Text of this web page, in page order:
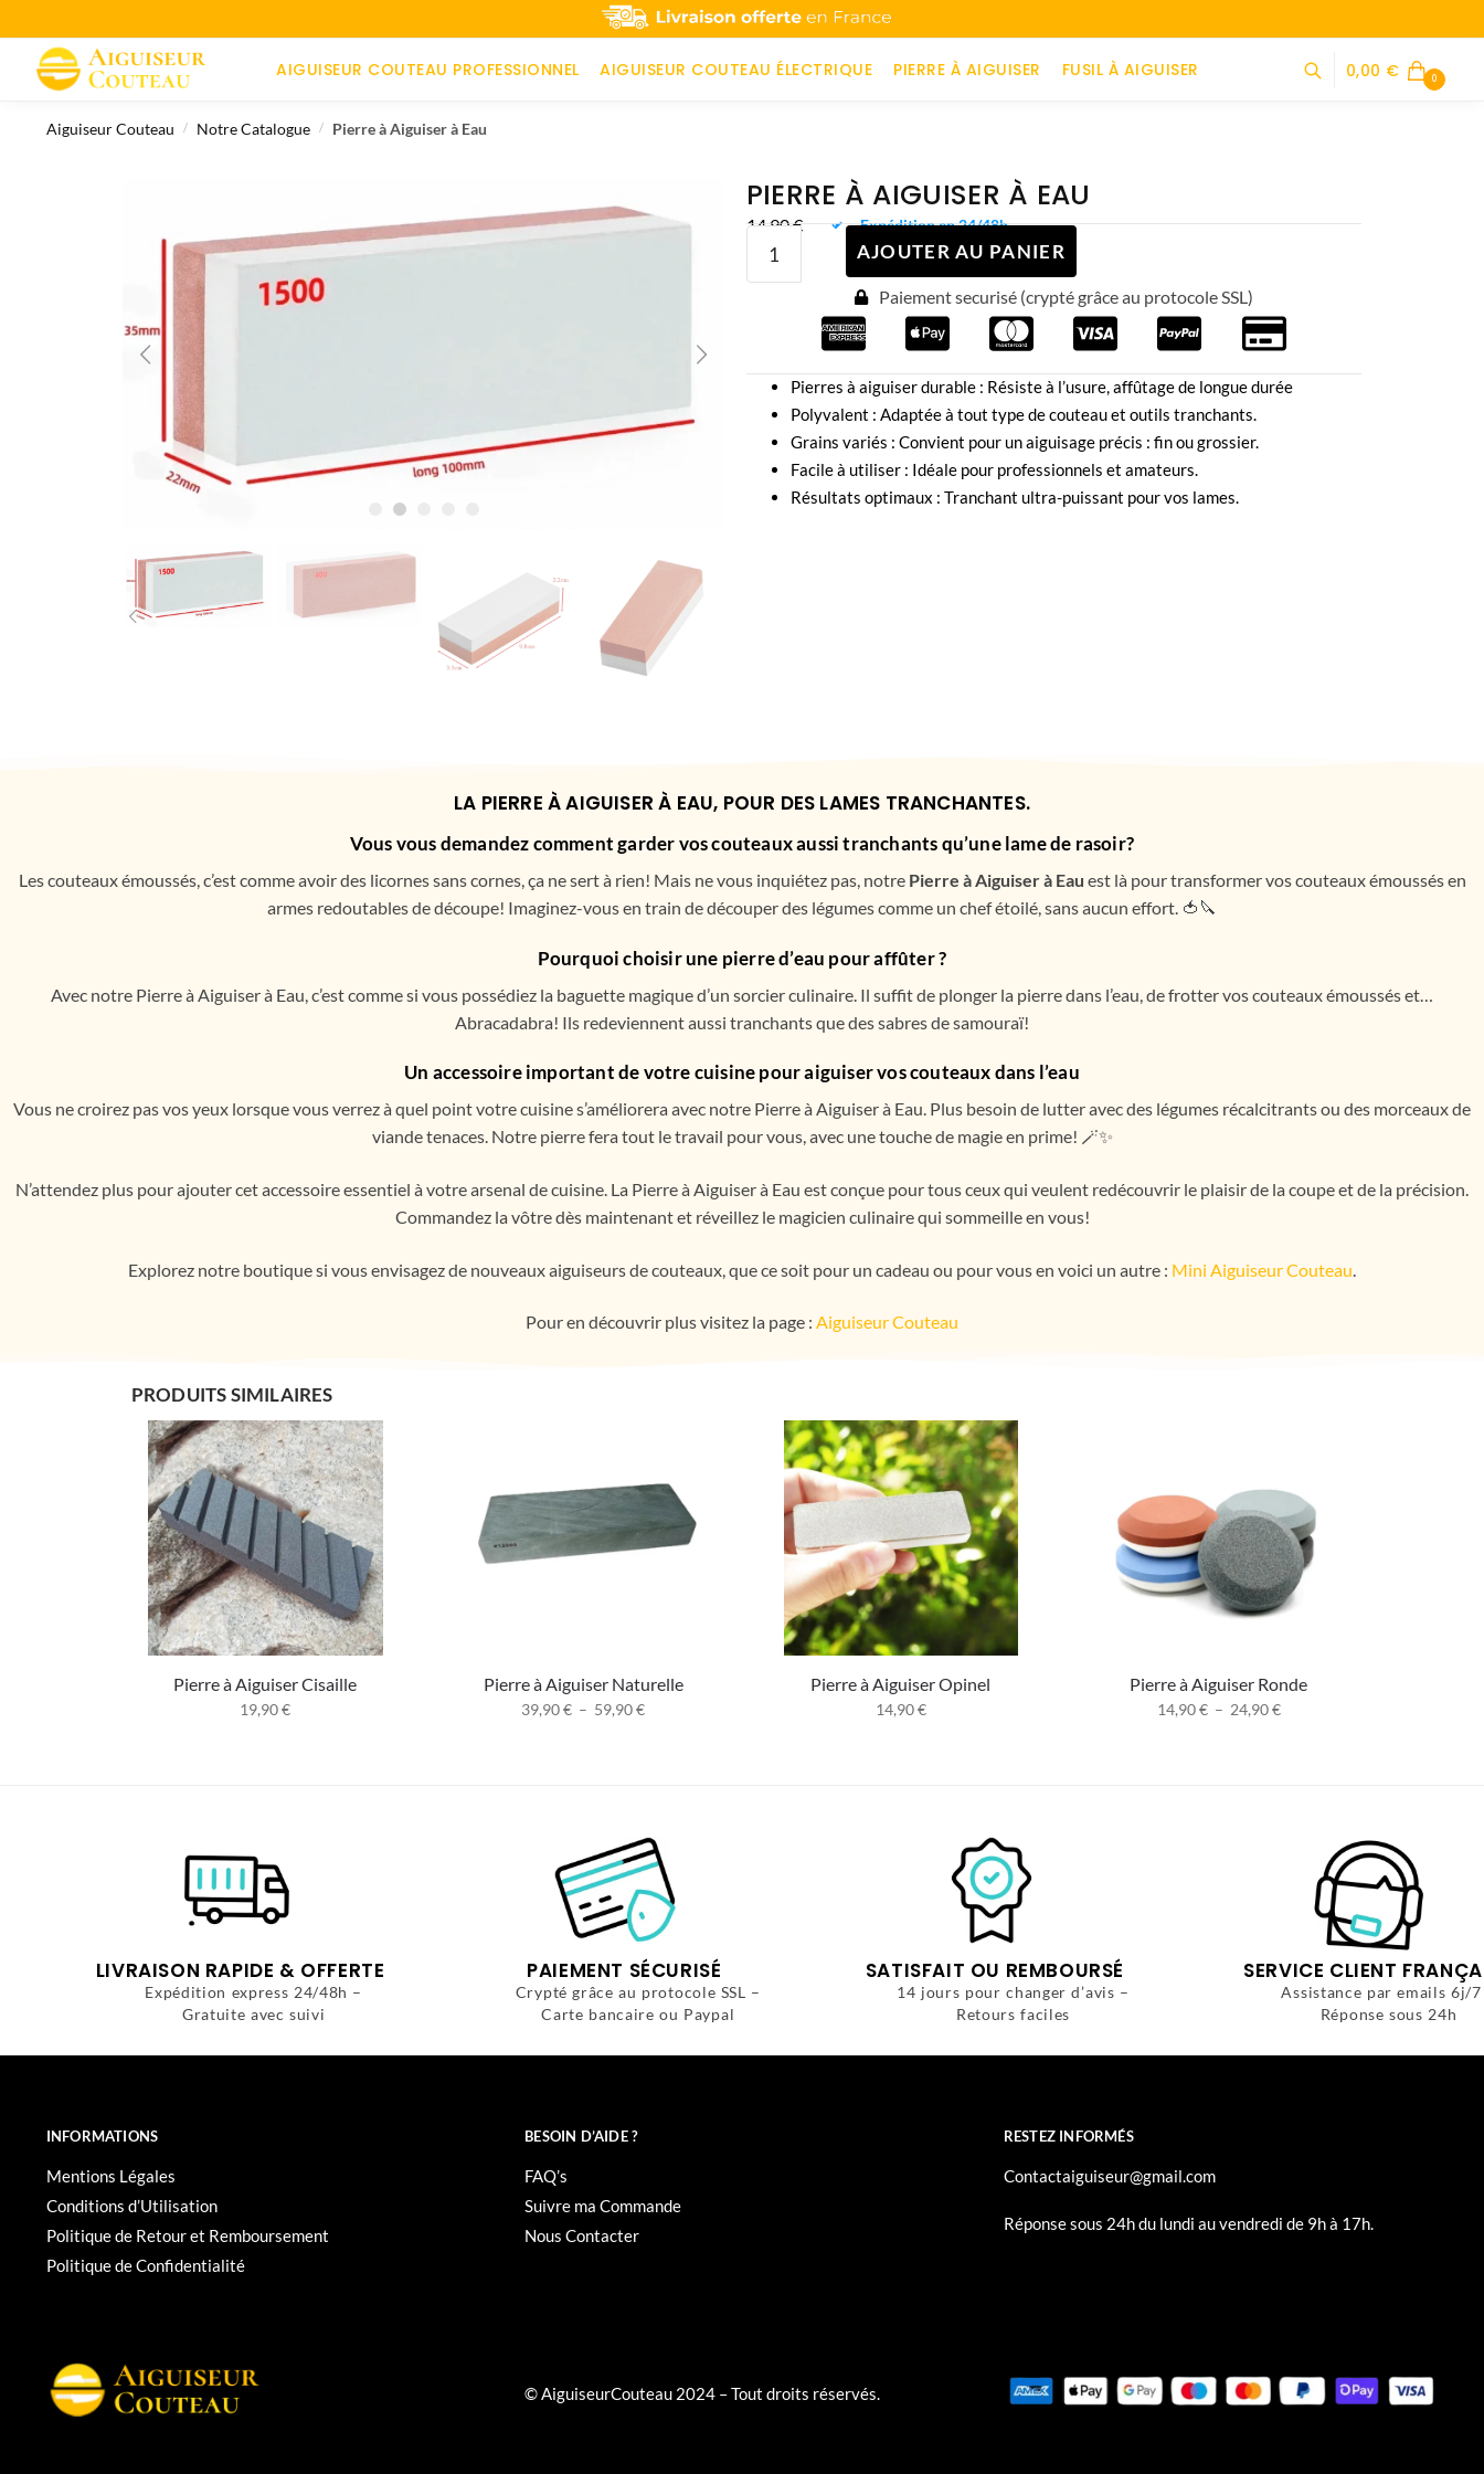
AIGUISEUR COUTEAU PROFESSIONNEL AIGUISEUR COUTEAU ÉLECTRIQUE PIERRE À AIGUISER FUSIL À AIGUISER 0,00 € 0
Aiguiseur Couteau / Notre Catalogue / Pierre à Aiguiser à Eau
PIERRE À AIGUISER À EAU
14,90€ Expédition en 24/48h
AJOUTER AU PANIER
Paiement securisé (crypté grâce au protocole SSL)
Pierres à aiguiser durable : Résiste à l’usure, affûtage de longue durée
Polyvalent : Adaptée à tout type de couteau et outils tranchants.
Grains variés : Convient pour un aiguisage précis : fin ou grossier.
Facile à utiliser : Idéale pour professionnels et amateurs.
Résultats optimaux : Tranchant ultra-puissant pour vos lames.
LA PIERRE À AIGUISER À EAU, POUR DES LAMES TRANCHANTES.
Vous vous demandez comment garder vos couteaux aussi tranchants qu’une lame de rasoir?
Les couteaux émoussés, c’est comme avoir des licornes sans cornes, ça ne sert à rien! Mais ne vous inquiétez pas, notre Pierre à Aiguiser à Eau est là pour transformer vos couteaux émoussés en
armes redoutables de découpe! Imaginez-vous en train de découper des légumes comme un chef étoilé, sans aucun effort. 🍅🔪
Pourquoi choisir une pierre d’eau pour affûter ?
Avec notre Pierre à Aiguiser à Eau, c’est comme si vous possédiez la baguette magique d’un sorcier culinaire. Il suffit de plonger la pierre dans l’eau, de frotter vos couteaux émoussés et…
Abracadabra! Ils redeviennent aussi tranchants que des sabres de samouraï!
Un accessoire important de votre cuisine pour aiguiser vos couteaux dans l’eau
Vous ne croirez pas vos yeux lorsque vous verrez à quel point votre cuisine s’améliorera avec notre Pierre à Aiguiser à Eau. Plus besoin de lutter avec des légumes récalcitrants ou des morceaux de
viande tenaces. Notre pierre fera tout le travail pour vous, avec une touche de magie en prime! 🪄✨
N’attendez plus pour ajouter cet accessoire essentiel à votre arsenal de cuisine. La Pierre à Aiguiser à Eau est conçue pour tous ceux qui veulent redécouvrir le plaisir de la coupe et de la précision.
Commandez la vôtre dès maintenant et réveillez le magicien culinaire qui sommeille en vous!
Explorez notre boutique si vous envisagez de nouveaux aiguiseurs de couteaux, que ce soit pour un cadeau ou pour vous en voici un autre : Mini Aiguiseur Couteau
Pour en découvrir plus visitez la page : Aiguiseur Couteau
PRODUITS SIMILAIRES
Pierre à Aiguiser Cisaille
19,90€
Pierre à Aiguiser Naturelle
39,90€ – 59,90€
Pierre à Aiguiser Opinel
14,90€
Pierre à Aiguiser Ronde
14,90€ – 24,90€
LIVRAISON RAPIDE & OFFERTE
Expédition express 24/48h –
Gratuite avec suivi
PAIEMENT SÉCURISÉ
Crypté grâce au protocole SSL –
Carte bancaire ou Paypal
SATISFAIT OU REMBOURSÉ
14 jours pour changer d’avis –
Retours faciles
SERVICE CLIENT
Assistance par emails 6j/
Réponse sous 24h
INFORMATIONS
Mentions Légales
Conditions d’Utilisation
Politique de Retour et Remboursement
Politique de Confidentialité
BESOIN D’AIDE ?
FAQ’s
Suivre ma Commande
Nous Contacter
RESTEZ INFORMÉS
Contactaiguiseur@gmail.com
Réponse sous 24h du lundi au vendredi de 9h à 17h.
© AiguiseurCouteau 2024 – Tout droits réservés.